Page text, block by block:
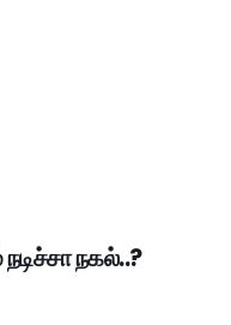
நகல்..?